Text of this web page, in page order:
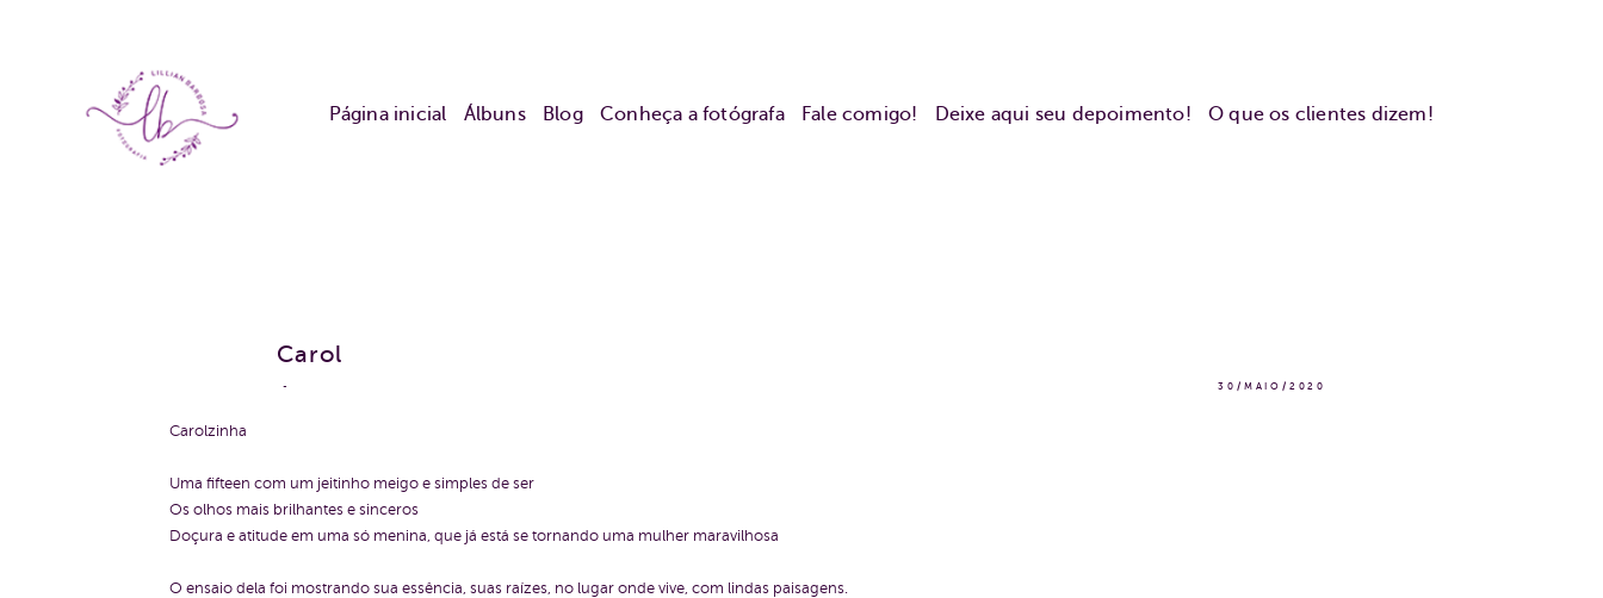
Página inicial Álbuns Blog Conheça a fotógrafa Fale comigo! Deixe aqui seu depoimento! O que os clientes dizem!
30/MAIO/2020
Carol
Carolzinha
Uma fifteen com um jeitinho meigo e simples de ser
Os olhos mais brilhantes e sinceros
Doçura e atitude em uma só menina, que já está se tornando uma mulher maravilhosa
O ensaio dela foi mostrando sua essência, suas raízes, no lugar onde vive, com lindas paisagens.